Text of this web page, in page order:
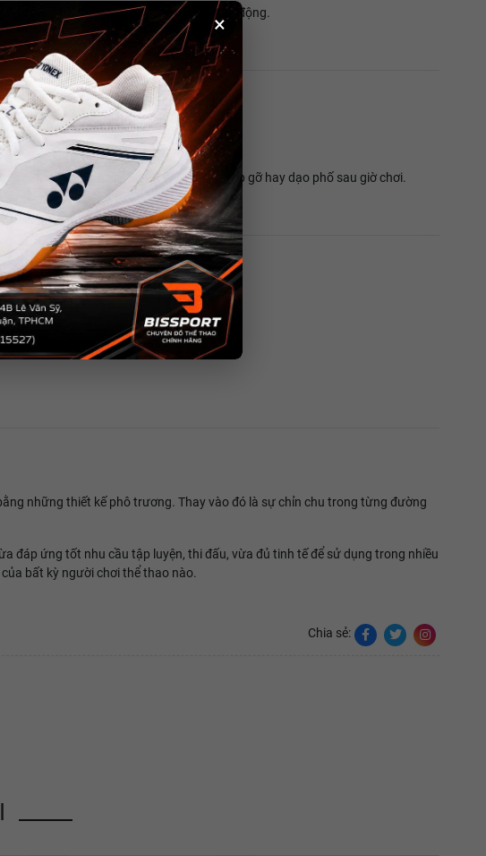
×
thoải mái và linh hoạt trong từng chuyển động.
hoạt động tập luyện hằng ngày.
sân tập, nhà thi đấu đến những buổi gặp gỡ hay dạo phố sau giờ chơi.
từng chi tiết.
những thiết kế phô trương. Thay vào đó là sự chỉn chu trong từng đường
đáp ứng tốt nhu cầu tập luyện, thi đấu, vừa đủ tinh tế để sử dụng trong nhiều
bất kỳ người chơi thể thao nào.
Chia sẻ: